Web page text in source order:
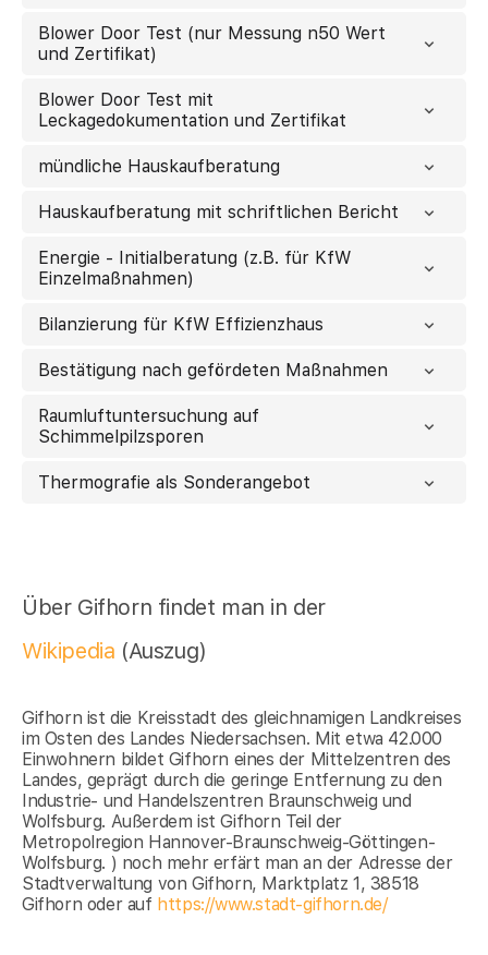
Blower Door Test (nur Messung n50 Wert
und Zertifikat)
Blower Door Test mit
Leckagedokumentation und Zertifikat
mündliche Hauskaufberatung
Hauskaufberatung mit schriftlichen Bericht
Energie - Initialberatung (z.B. für KfW
Einzelmaßnahmen)
Bilanzierung für KfW Effizienzhaus
Bestätigung nach gefördeten Maßnahmen
Raumluftuntersuchung auf
Schimmelpilzsporen
Thermografie als Sonderangebot
Über Gifhorn findet man in der
Wikipedia (Auszug)
Gifhorn ist die Kreisstadt des gleichnamigen Landkreises
im Osten des Landes Niedersachsen. Mit etwa 42.000
Einwohnern bildet Gifhorn eines der Mittelzentren des
Landes, geprägt durch die geringe Entfernung zu den
Industrie- und Handelszentren Braunschweig und
Wolfsburg. Außerdem ist Gifhorn Teil der
Metropolregion Hannover-Braunschweig-Göttingen-
Wolfsburg. ) noch mehr erfärt man an der Adresse der
Stadtverwaltung von Gifhorn, Marktplatz 1, 38518
Gifhorn oder auf https://www.stadt-gifhorn.de/